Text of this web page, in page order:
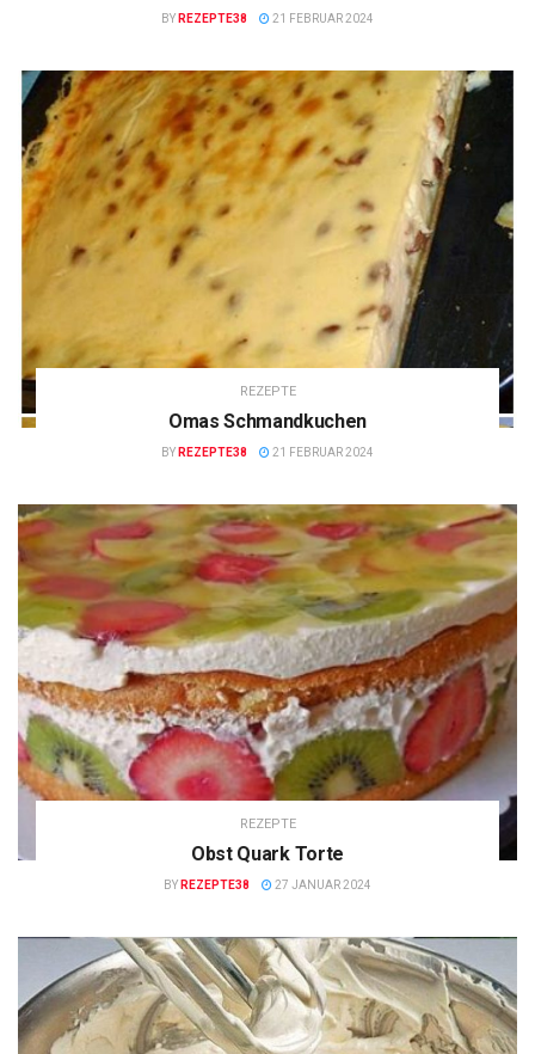
BY REZEPTE38 21 FEBRUAR 2024
REZEPTE
Omas Schmandkuchen
BY REZEPTE38 21 FEBRUAR 2024
REZEPTE
Obst Quark Torte
BY REZEPTE38 27 JANUAR 2024